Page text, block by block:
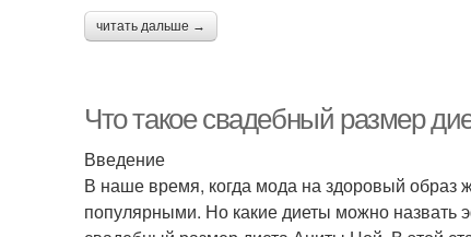
читать дальше →
Что такое свадебный размер
Введение
В наше время, когда мода на здоровый образ
популярными. Но какие диеты можно назвать